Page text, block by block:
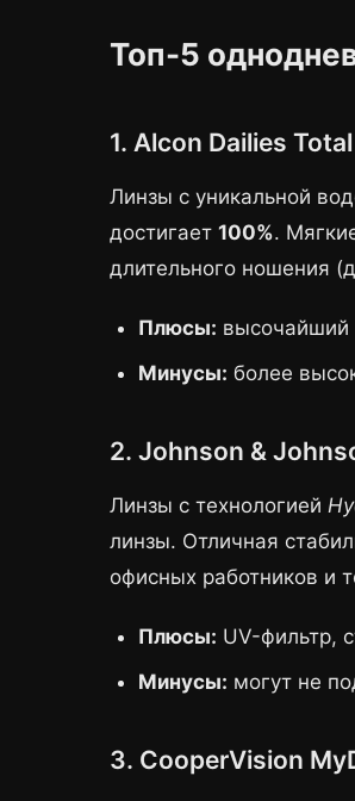
Топ-5
1. Alcon Dailies Total
Линзы с уникальной
достигает 100%.
длительного ношения
Плюсы: высочайший
Минусы: более
2. Johnson &
Линзы с технологией
линзы. Отличная
офисных работников и
Плюсы: UV-фильтр,
Минусы: могут не
3. CooperVision